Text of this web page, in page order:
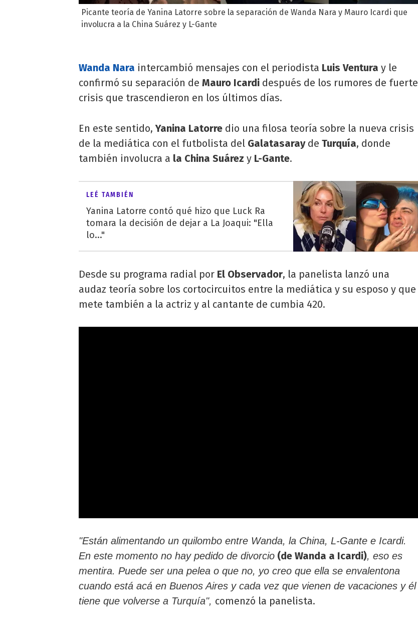
Picante teoría de Yanina Latorre sobre la separación de Wanda Nara y Mauro Icardi que
involucra a la China Suárez y L-Gante
Wanda Nara intercambió mensajes con el periodista Luis Ventura y le
confirmó su separación de Mauro Icardi después de los rumores de fuerte
crisis que trascendieron en los últimos días.
En este sentido,Yanina Latorre dio una filosa teoría sobre la nueva crisis
de la mediática con el futbolista del Galatasaray de Turquía, donde
también involucra a la China Suárez y L-Gante.
LEÉ TAMBIÉN
Yanina Latorre contó qué hizo que Luck Ra
tomara la decisión de dejar a La Joaqui: "Ella
lo..."
Desde su programa radial por El Observador, la panelista lanzó una
audaz teoría sobre los cortocircuitos entre la mediática y su esposo y que
mete también a la actriz y al cantante de cumbia 420.
"Están alimentando un quilombo entre Wanda, la China, L-Gante e Icardi.
En este momento no hay pedido de divorcio (de Wanda a Icardi), eso es
mentira. Puede ser una pelea o que no, yo creo que ella se envalentona
cuando está acá en Buenos Aires y cada vez que vienen de vacaciones y él
tiene que volverse a Turquía", comenzó la panelista.